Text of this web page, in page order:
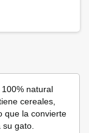
natural
cereales,
que la convierte
gato.